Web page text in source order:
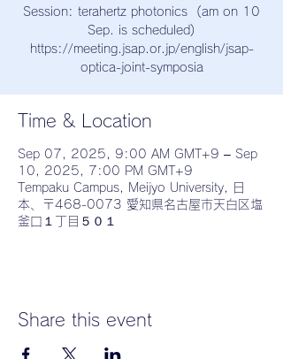
Session: terahertz photonics (am on 10
Sep. is scheduled)
https://meeting.jsap.or.jp/english/jsap-
optica-joint-symposia
Time & Location
Sep 07, 2025, 9:00 AM GMT+9 – Sep
10, 2025, 7:00 PM GMT+9
Tempaku Campus, Meijyo University, 日
本、〒468-0073 愛知県名古屋市天白区塩
釜口１丁目５０１
Share this event